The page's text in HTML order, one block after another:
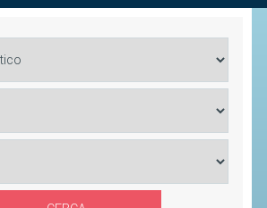
ORGANI TERRITORIALI
SOCIETÀ SPORTIVE
TUTELA DELLA SALUTE -
COMUNICAZIONE E MARKETING